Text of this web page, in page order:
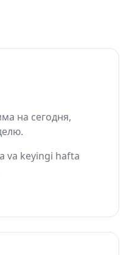
на сегодня,
va keyingi hafta